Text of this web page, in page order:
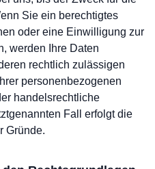
Sie ein berechtigtes
oder eine Einwilligung zur
werden Ihre Daten
rechtlich zulässigen
personenbezogenen
handelsrechtliche
Fall erfolgt die
Gründe.